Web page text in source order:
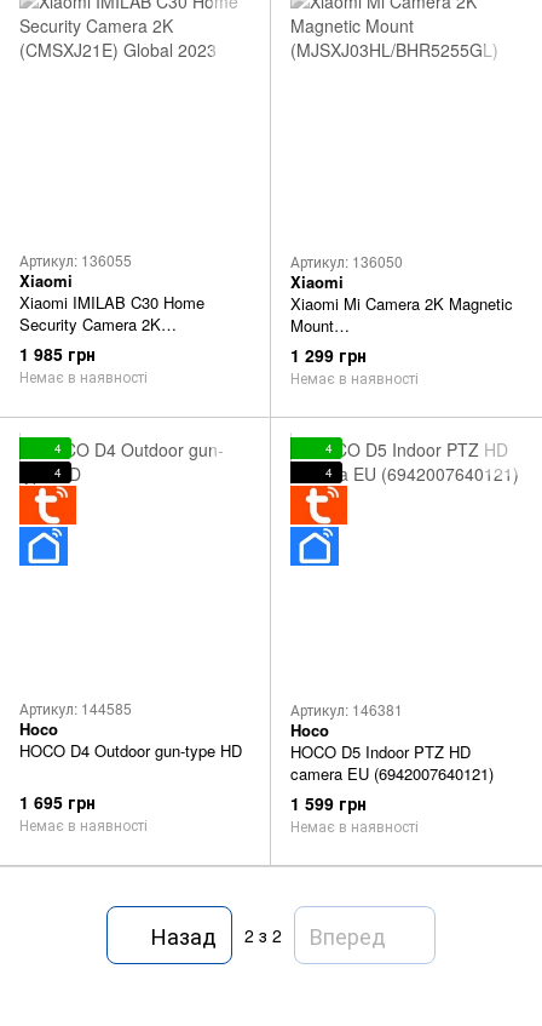
Артикул: 136055
Xiaomi
Xiaomi IMILAB C30 Home
Security Camera 2K
(CMSXJ21E) Global 2023
1 985 грн
Немає в наявності
Артикул: 136050
Xiaomi
Xiaomi Mi Camera 2K Magnetic
Mount
(MJSXJ03HL/BHR5255GL)
1 299 грн
Немає в наявності
4
4
Артикул: 144585
Hoco
HOCO D4 Outdoor gun-type HD
1 695 грн
Немає в наявності
4
4
Артикул: 146381
Hoco
HOCO D5 Indoor PTZ HD
camera EU (6942007640121)
1 599 грн
Немає в наявності
Назад 2 з 2 Вперед